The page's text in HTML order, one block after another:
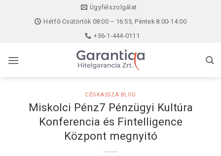
Ügyfélszolgálat
Hétfő-Csütörtök 08:00 – 16:55, Péntek 8:00-14:00
+36-1-444-0111
CÉGKASSZA BLOG
Miskolci Pénz7 Pénzügyi Kultúra
Konferencia és Fintelligence
Központ megnyitó